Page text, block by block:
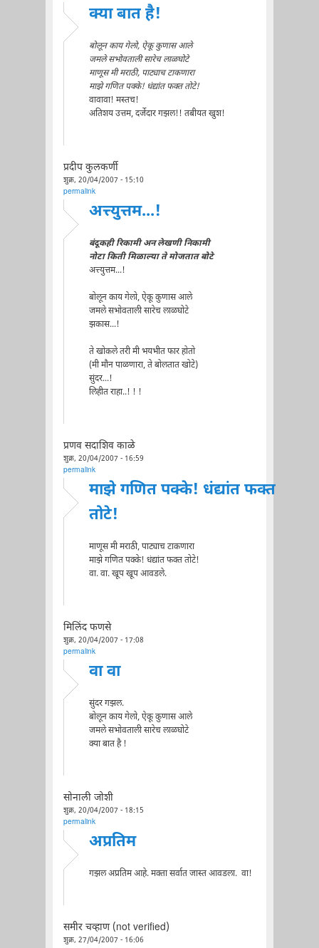
क्या बात है!
बोलून काय गेलो, ऐकू कुणास आले
जमले सभोवताली सारेच लाळघोटे
माणूस मी मराठी, पाट्याच टाकणारा
माझे गणित पक्के! धंद्यांत फक्त तोटे!
वावावा! मस्तच!
अतिशय उत्तम, दर्जेदार गझल!! तबीयत खुश!
प्रदीप कुलकर्णी
शुक्र, 20/04/2007 - 15:10
permalink
अत्त्युत्तम...!
बंदूकही रिकामी अन लेखणी निकामी
नोटा किती मिळाल्या ते मोजतात बोटे
अत्त्युत्तम...!
बोलून काय गेलो, ऐकू कुणास आले
जमले सभोवताली सारेच लाळघोटे
झकास...!
ते खोकले तरी मी भयभीत फार होतो
(मी मौन पाळणारा, ते बोलतात खोटे)
सुंदर...!
लिहीत राहा..! ! !
प्रणव सदाशिव काळे
शुक्र, 20/04/2007 - 16:59
permalink
माझे गणित पक्के! धंद्यांत फक्त
तोटे!
माणूस मी मराठी, पाट्याच टाकणारा
माझे गणित पक्के! धंद्यांत फक्त तोटे!
वा. वा. खूप खूप आवडले.
मिलिंद फणसे
शुक्र, 20/04/2007 - 17:08
permalink
वा वा
सुंदर गझल.
बोलून काय गेलो, ऐकू कुणास आले
जमले सभोवताली सारेच लाळघोटे
क्या बात है !
सोनाली जोशी
शुक्र, 20/04/2007 - 18:15
permalink
अप्रतिम
गझल अप्रतिम आहे. मक्ता सर्वात जास्त आवडला. वा!
समीर चव्हाण (not verified)
शुक्र, 27/04/2007 - 16:06